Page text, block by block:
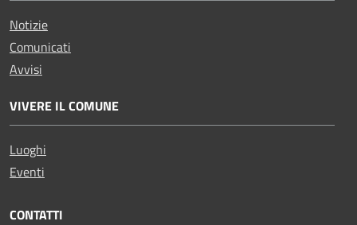
Notizie
Comunicati
Avvisi
VIVERE IL COMUNE
Luoghi
Eventi
CONTATTI